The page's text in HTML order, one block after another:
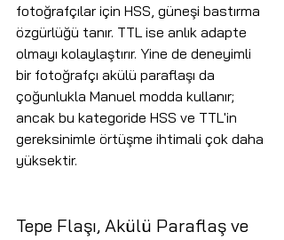
fotoğrafçılar için HSS, güneşi bastırma
özgürlüğü tanır. TTL ise anlık adapte
olmayı kolaylaştırır. Yine de deneyimli
bir fotoğrafçı akülü paraflaşı da
çoğunlukla Manuel modda kullanır;
ancak bu kategoride HSS ve TTL'in
gereksinimle örtüşme ihtimali çok daha
yüksektir.
Tepe Flaşı, Akülü Paraflaş ve